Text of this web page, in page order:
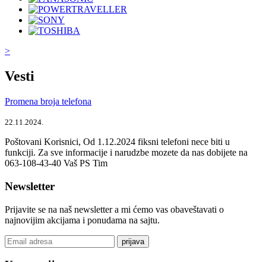
>
Vesti
Promena broja telefona
22.11.2024.
Poštovani Korisnici, Od 1.12.2024 fiksni telefoni nece biti u
funkciji. Za sve informacije i narudzbe mozete da nas dobijete na
063-108-43-40 Vaš PS Tim
Newsletter
Prijavite se na naš newsletter a mi ćemo vas obaveštavati o
najnovijim akcijama i ponudama na sajtu.
prijava